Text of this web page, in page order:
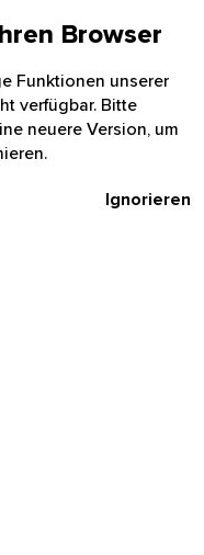
Browser
Funktionen unserer
verfügbar. Bitte
neuere Version, um
Ignorieren